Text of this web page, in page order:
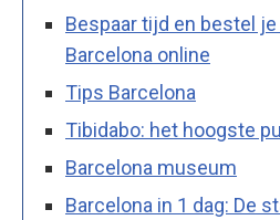
Bespaar tijd en bestel
Barcelona online
Tips Barcelona
Tibidabo: het hoogste
Barcelona museum
Barcelona in 1 dag: De